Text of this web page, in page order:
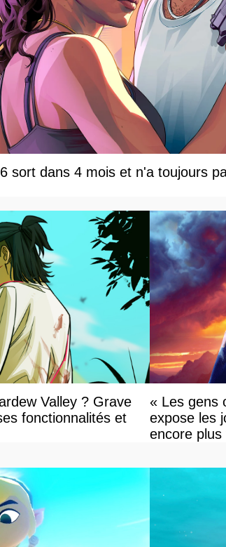
sort dans 4 mois et n'a toujours
Valley ? Grave
fonctionnalités et
« Les gens
expose les
encore